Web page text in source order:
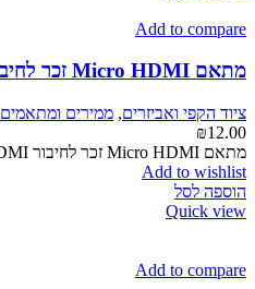
Add to compare
מתאם Micro HDMI זכר לחיבור HDMI נקבה
ציוד הקפי ואביזרים, ממירים ומתאמים
₪12.00
מתאם Micro HDMI זכר לחיבור HDMI נקבה
Add to wishlist
הוספה לסל
Quick view
Add to compare